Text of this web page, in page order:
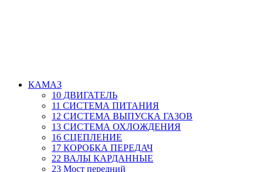
КАМАЗ
10 ДВИГАТЕЛЬ
11 СИСТЕМА ПИТАНИЯ
12 СИСТЕМА ВЫПУСКА ГАЗОВ
13 СИСТЕМА ОХЛОЖДЕНИЯ
16 СЦЕПЛЕНИЕ
17 КОРОБКА ПЕРЕДАЧ
22 ВАЛЫ КАРДАННЫЕ
23 Мост передний